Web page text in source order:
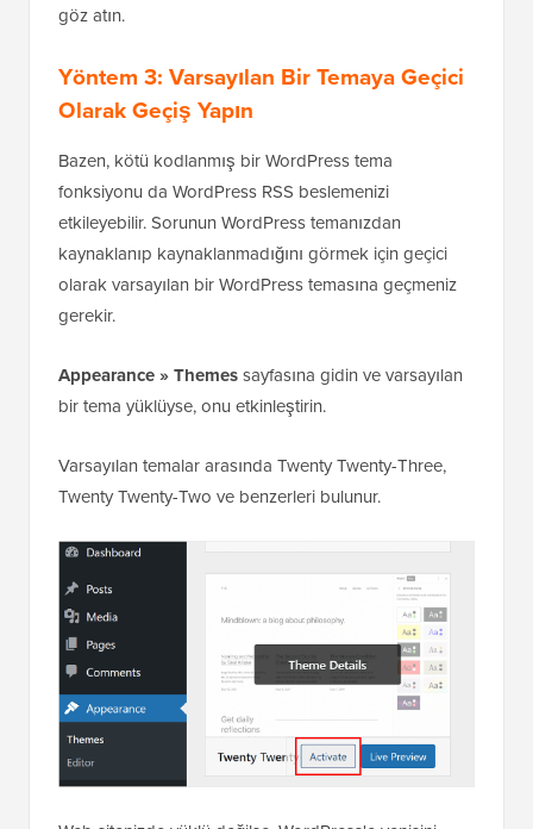
göz atın.
Yöntem 3: Varsayılan Bir Temaya Geçici
Olarak Geçiş Yapın
Bazen, kötü kodlanmış bir WordPress tema
fonksiyonu da WordPress RSS beslemenizi
etkileyebilir. Sorunun WordPress temanızdan
kaynaklanıp kaynaklanmadığını görmek için geçici
olarak varsayılan bir WordPress temasına geçmeniz
gerekir.
Appearance » Themessayfasına gidin ve varsayılan
bir tema yüklüyse, onu etkinleştirin.
Varsayılan temalar arasında Twenty Twenty-Three,
Twenty Twenty-Two ve benzerleri bulunur.